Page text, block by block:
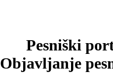
Pesniški
Objavljanje